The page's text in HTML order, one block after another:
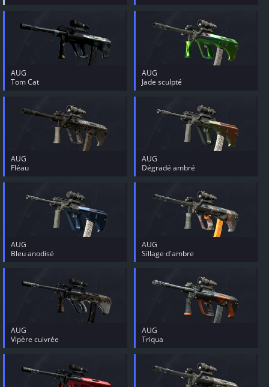
AUG
Tom Cat
AUG
Jade sculpté
AUG
Fléau
AUG
Dégradé ambré
AUG
Bleu anodisé
AUG
Sillage d'ambre
AUG
Vipère cuivrée
AUG
Triqua